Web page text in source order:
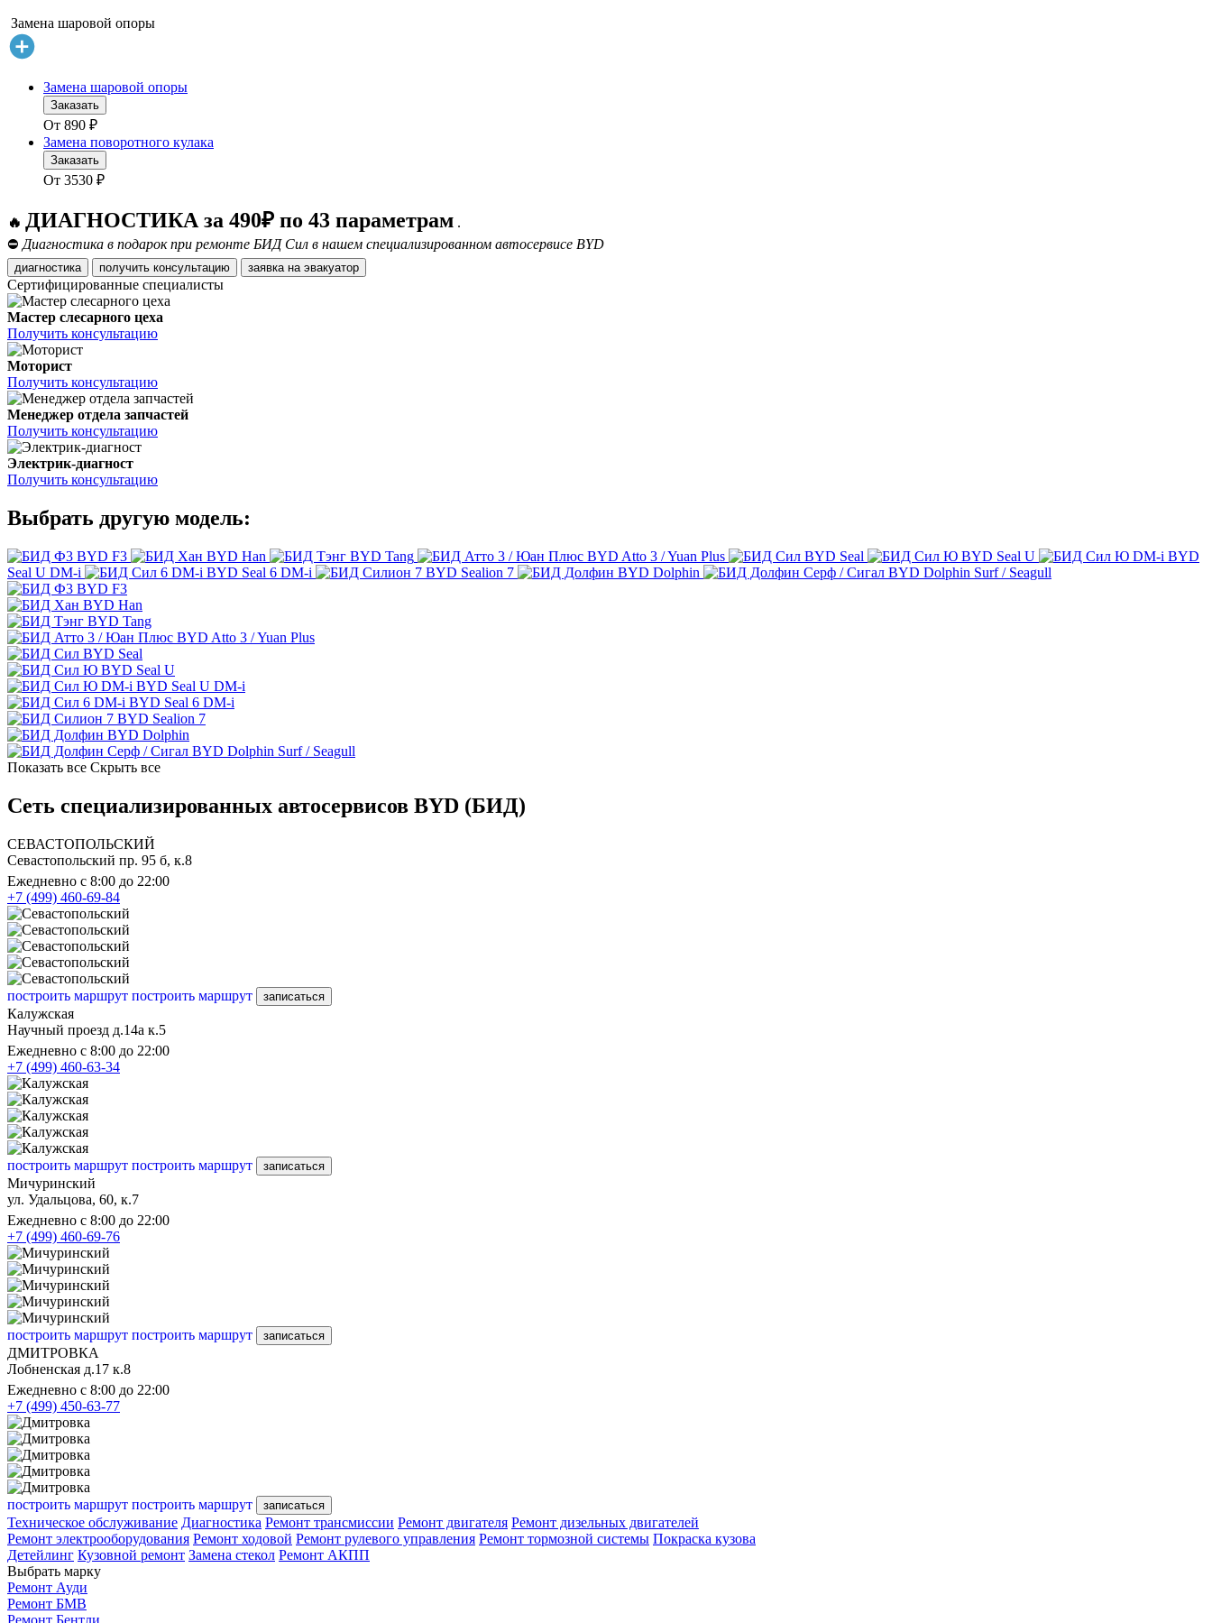
Замена шаровой опоры
Замена шаровой опоры
Заказать
От 890 ₽
Замена поворотного кулака
Заказать
От 3530 ₽
🔥 ДИАГНОСТИКА за 490₽ по 43 параметрам .
⛔ Диагностика в подарок при ремонте БИД Сил в нашем специализированном автосервисе BYD
диагностика получить консультацию заявка на эвакуатор
Сертифицированные специалисты
Мастер слесарного цеха
Получить консультацию
Моторист
Получить консультацию
Менеджер отдела запчастей
Получить консультацию
Электрик-диагност
Получить консультацию
Выбрать другую модель:
BYD F3 BYD Han BYD Tang BYD Atto 3 / Yuan Plus BYD Seal BYD Seal U
BYD
Seal U DM-i
BYD Seal 6 DM-i BYD Sealion 7 BYD Dolphin
BYD Dolphin Surf / Seagull
BYD F3
BYD Han
BYD Tang
BYD Atto 3 / Yuan Plus
BYD Seal
BYD Seal U
BYD Seal U DM-i
BYD Seal 6 DM-i
BYD Sealion 7
BYD Dolphin
BYD Dolphin Surf / Seagull
Показать все Скрыть все
Сеть специализированных автосервисов BYD (БИД)
СЕВАСТОПОЛЬСКИЙ
Севастопольский пр. 95 б, к.8
Ежедневно с 8:00 до 22:00
+7 (499) 460-69-84
построить маршрут построить маршрут записаться
Калужская
Научный проезд д.14а к.5
Ежедневно с 8:00 до 22:00
+7 (499) 460-63-34
построить маршрут построить маршрут записаться
Мичуринский
ул. Удальцова, 60, к.7
Ежедневно с 8:00 до 22:00
+7 (499) 460-69-76
построить маршрут построить маршрут записаться
ДМИТРОВКА
Лобненская д.17 к.8
Ежедневно с 8:00 до 22:00
+7 (499) 450-63-77
построить маршрут построить маршрут записаться
Техническое обслуживание Диагностика Ремонт трансмиссии Ремонт двигателя Ремонт дизельных двигателей
Ремонт электрооборудования Ремонт ходовой Ремонт рулевого управления Ремонт тормозной системы Покраска кузова
Детейлинг Кузовной ремонт Замена стекол Ремонт АКПП
Выбрать марку
Ремонт Ауди
Ремонт БМВ
Ремонт Бентли